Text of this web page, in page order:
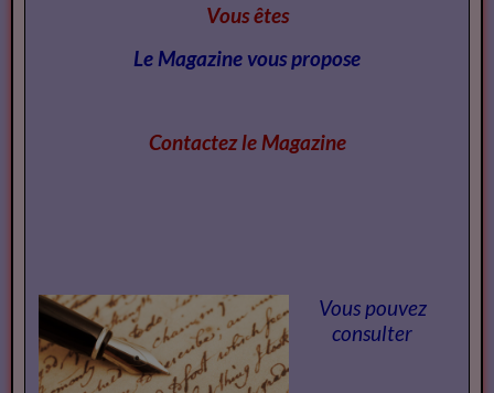
Vous êtes
Le Magazine vous propose
Contactez le Magazine
Vous pouvez
consulter